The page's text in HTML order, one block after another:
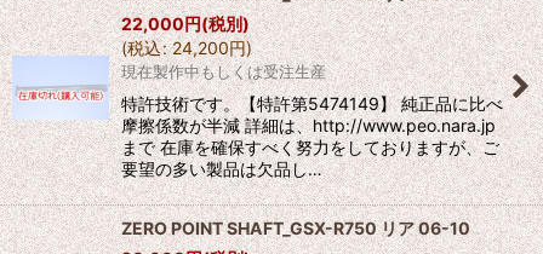
22,000円(税別)
(税込: 24,200円)
現在製作中もしくは受注生産
特許技術です。【特許第5474149】 純正品に比べ
摩擦係数が半減 詳細は、http://www.peo.nara.jp
まで 在庫を確保すべく努力をしておりますが、ご
要望の多い製品は欠品し…
ZERO POINT SHAFT_GSX-R750 リア 06-10